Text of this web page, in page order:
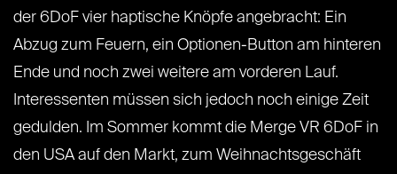
der 6DoF vier haptische Knöpfe angebracht: Ein
Abzug zum Feuern, ein Optionen-Button am hinteren
Ende und noch zwei weitere am vorderen Lauf.
Interessenten müssen sich jedoch noch einige Zeit
gedulden. Im Sommer kommt die Merge VR 6DoF in
den USA auf den Markt, zum Weihnachtsgeschäft